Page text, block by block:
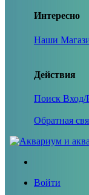
Интересно
Наши
Действия
Поиск Вход/
Обратная
Войти